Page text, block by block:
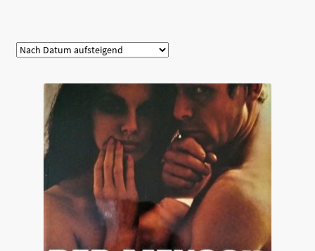
Zur Waldviertel Exklusiv-Website